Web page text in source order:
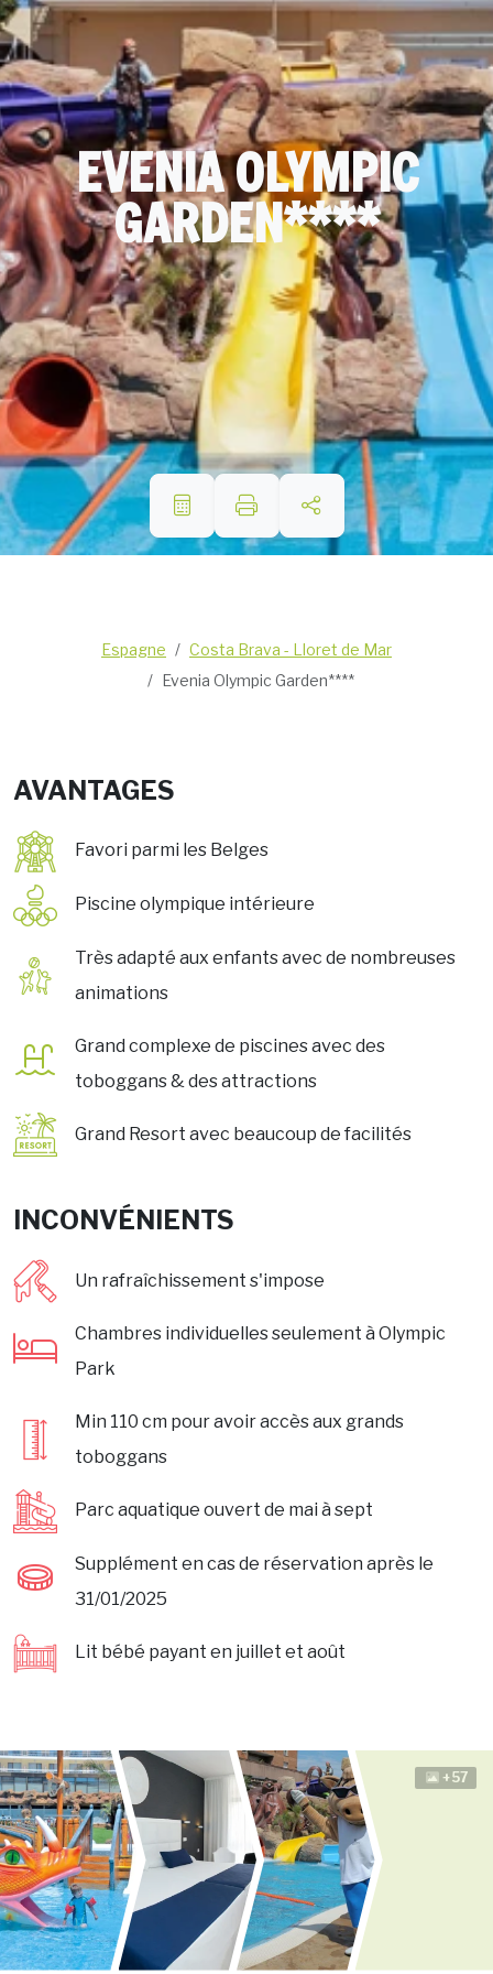
EVENIA OLYMPIC
GARDEN****
Espagne
Costa Brava - Lloret de Mar
Evenia Olympic Garden****
AVANTAGES
Favori parmi les Belges
Piscine olympique intérieure
Très adapté aux enfants avec de nombreuses
animations
Grand complexe de piscines avec des
toboggans & des attractions
Grand Resort avec beaucoup de facilités
INCONVÉNIENTS
Un rafraîchissement s'impose
Chambres individuelles seulement à Olympic
Park
Min 110 cm pour avoir accès aux grands
toboggans
Parc aquatique ouvert de mai à sept
Supplément en cas de réservation après le
31/01/2025
Lit bébé payant en juillet et août
+57